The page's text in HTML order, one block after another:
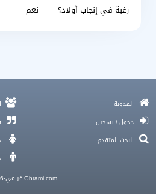
رغبة في إنجاب أولاد؟
نعم
زواج غرامي , الحياة الزوجية
نجران و تقاليد الزواج اللي هتصدمك... فين
How to get married through misyar?
كل الناس بالتطبيقات نصابة؟ خرافة لازم
قلبي حزين و كيفاش نلقى الحب وأنا ما
المدونة
دخول / تسجيل
البحث المتقدم
Ghrami.com غرامي-2026